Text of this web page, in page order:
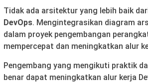
Tidak ada arsitektur yang lebih baik
DevOps. Mengintegrasikan diagram
dalam proyek pengembangan
mempercepat dan meningkatkan alur
Pengembang yang mengikuti praktik
benar dapat meningkatkan alur kerja